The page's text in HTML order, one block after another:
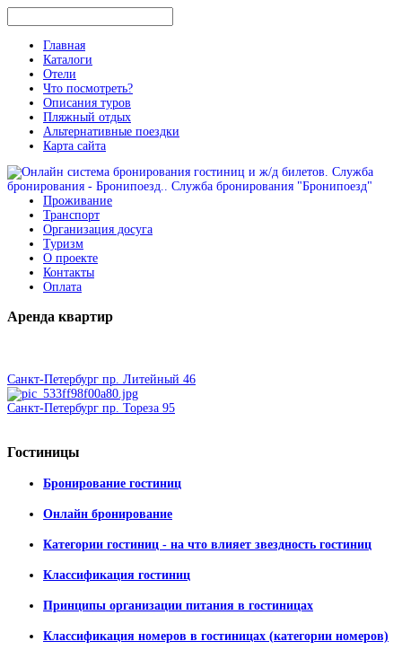
Главная
Каталоги
Отели
Что посмотреть?
Описания туров
Пляжный отдых
Альтернативные поездки
Карта сайта
Проживание
Транспорт
Организация досуга
Туризм
О проекте
Контакты
Оплата
Аренда квартир
Санкт-Петербург пр. Литейный 46
Санкт-Петербург пр. Тореза 95
Гостиницы
Бронирование гостиниц
Онлайн бронирование
Категории гостиниц - на что влияет звездность гостиниц
Классификация гостиниц
Принципы организации питания в гостиницах
Классификация номеров в гостиницах (категории номеров)